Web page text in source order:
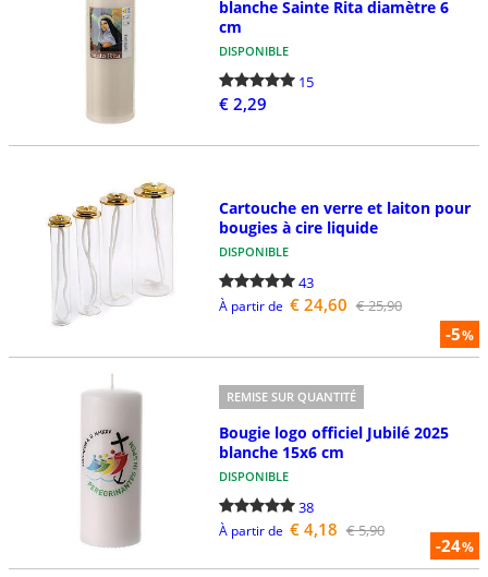
blanche Sainte Rita diamètre 6
cm
DISPONIBLE
15
€ 2,29
-5%
Cartouche en verre et laiton pour
bougies à cire liquide
DISPONIBLE
43
À partir de € 24,60 € 25,90
-24%
REMISE SUR QUANTITÉ
Bougie logo officiel Jubilé 2025
blanche 15x6 cm
DISPONIBLE
38
À partir de € 4,18 € 5,90